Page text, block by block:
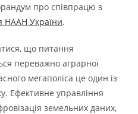
про співпрацю з
НААН України.
що питання
переважно аграрної
мегаполіса це один із
Ефективне управління
земельних даних,